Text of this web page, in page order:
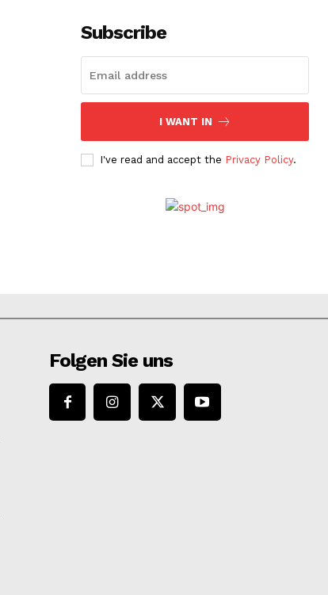
Subscribe
I WANT IN
I've read and accept the Privacy Policy.
Folgen Sie uns